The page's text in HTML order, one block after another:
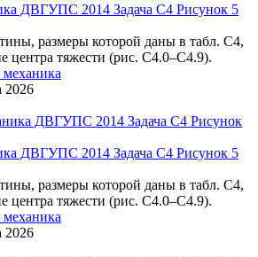
ДВГУПС 2014 Задача С4 Рисунок 5
размеры которой даны в табл. С4,
центра тяжести (рис. С4.0–С4.9).
механика
2026
ДВГУПС 2014 Задача С4 Рисунок 5
размеры которой даны в табл. С4,
центра тяжести (рис. С4.0–С4.9).
механика
2026